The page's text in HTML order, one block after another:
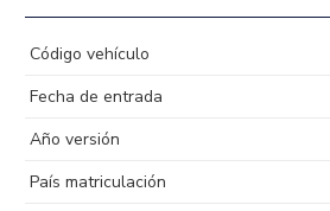
Código vehículo
Fecha de entrada
Año versión
País matriculación